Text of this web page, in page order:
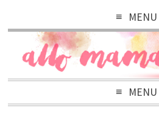
MENU
MENU